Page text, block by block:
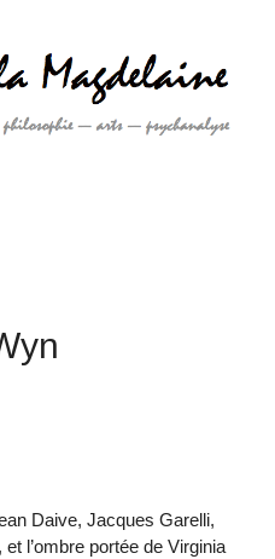
Daive, Jacques Garelli,
l’ombre portée de Virginia